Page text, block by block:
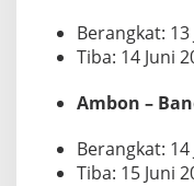
Berangkat:
Tiba: 14 Juni
Ambon –
Berangkat:
Tiba: 15 Juni